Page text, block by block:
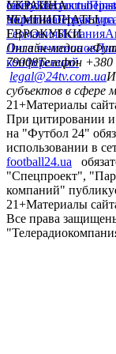
сайтуКонтакты
политика
facebookxyoutube
УКРАИНА
УкраинаПервая
ЧЕМПИОНАТЫ
ГерманияИспания
ЕВРОКУБКИ
Лига чемпионов
конференций
Онлайн-медиа
79008Телефон +380
legal@24tv.com.ua
субъектов в сфере
21+Материалы
При цитировании и
на "Футбол 24"
использовании в
football24.ua
"Спецпроект",
компаний"
21+Материалы
Все права